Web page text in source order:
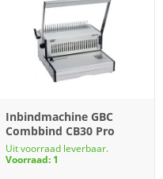
Inbindmachine GBC
Combbind CB30 Pro
Uit voorraad leverbaar.
Voorraad: 1